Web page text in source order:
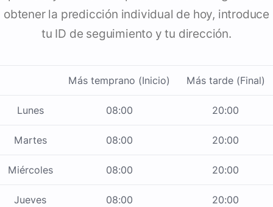
obtener la predicción individual de hoy, introduce
tu ID de seguimiento y tu dirección.
Más temprano (Inicio) Más tarde (Final)
Lunes 08:00 20:00
Martes 08:00 20:00
Miércoles 08:00 20:00
Jueves 08:00 20:00